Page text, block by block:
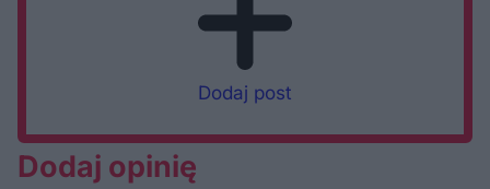
Dodaj post
Dodaj opinię